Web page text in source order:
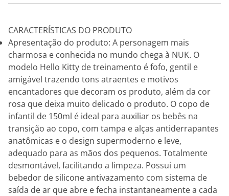
CARACTERÍSTICAS DO PRODUTO
Apresentação do produto: A personagem mais
charmosa e conhecida no mundo chega à NUK. O
modelo Hello Kitty de treinamento é fofo, gentil e
amigável trazendo tons atraentes e motivos
encantadores que decoram os produto, além da cor
rosa que deixa muito delicado o produto. O copo de
infantil de 150ml é ideal para auxiliar os bebês na
transição ao copo, com tampa e alças antiderrapantes
anatômicas e o design supermoderno e leve,
adequado para as mãos dos pequenos. Totalmente
desmontável, facilitando a limpeza. Possui um
bebedor de silicone antivazamento com sistema de
saída de ar que abre e fecha instantaneamente a cada